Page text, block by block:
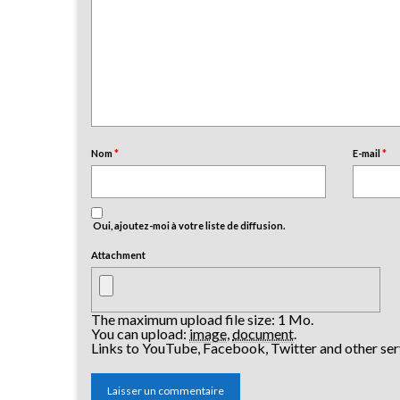
Nom* E-mail*
Oui, ajoutez-moi à votre liste de diffusion.
Attachment
The maximum upload file size: 1 Mo.
You can upload:image document
Links to YouTube, Facebook, Twitter and other